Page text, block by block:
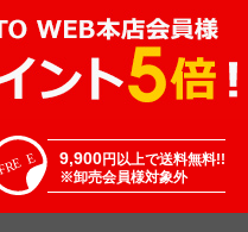
9,900円以上で送料無料!!
※卸売会員様対象外